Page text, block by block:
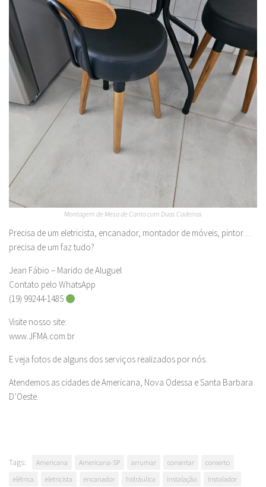
Montagem de Mesa de Canto com Duas Cadeiras
Precisa de um eletricista, encanador, montador de móveis, pintor…
precisa de um faz tudo?
Jean Fábio – Marido de Aluguel
Contato pelo WhatsApp
(19) 99244-1485
Visite nosso site:
www.JFMA.com.br
E veja fotos de alguns dos serviços realizados por nós.
Atendemos as cidades de Americana, Nova Odessa e Santa Barbara
D’Oeste.
Tags: Americana Americana-SP arrumar consertar
conserto
elétrica
eletricista encanador hidráulica instalação
Instalador